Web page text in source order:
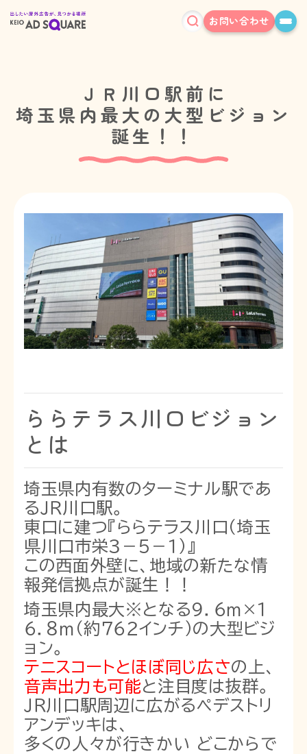
お問い合わせ
ＪＲ川口駅前に
埼玉県内最大の大型ビジョン
誕生！！
ららテラス川口ビジョン
とは
埼玉県内有数のターミナル駅であ
るＪＲ川口駅。
東口に建つ『ららテラス川口（埼玉
県川口市栄３－５－１）』
この西面外壁に、地域の新たな情
報発信拠点が誕生！！
埼玉県内最大※となる９．６ｍ×１
６．８ｍ（約７６２インチ）の大型ビジ
ョン。
テニスコートとほぼ同じ広さの上、
音声出力も可能と注目度は抜群。
ＪＲ川口駅周辺に広がるペデストリ
アンデッキは、
多くの人々が行きかい どこからで